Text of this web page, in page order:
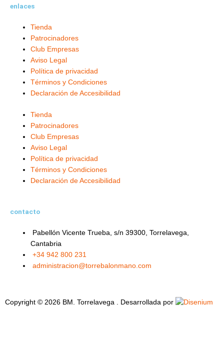
t
g
r
a
m
b
o
o
k
-
f
b
e
r
enlaces
Tienda
Patrocinadores
Club Empresas
Aviso Legal
Política de privacidad
Términos y Condiciones
Declaración de Accesibilidad
Tienda
Patrocinadores
Club Empresas
Aviso Legal
Política de privacidad
Términos y Condiciones
Declaración de Accesibilidad
contacto
Pabellón Vicente Trueba, s/n 39300, Torrelavega,
Cantabria
+34 942 800 231
administracion@torrebalonmano.com
Copyright © 2026 BM. Torrelavega . Desarrollada por